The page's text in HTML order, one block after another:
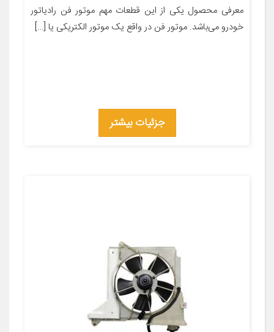
معرفی محصول یکی از این قطعات مهم موتور فن رادیاتور
خودرو می‌باشد. موتور فن در واقع یک موتور الکتریکی یا […]
جزئیات بیشتر